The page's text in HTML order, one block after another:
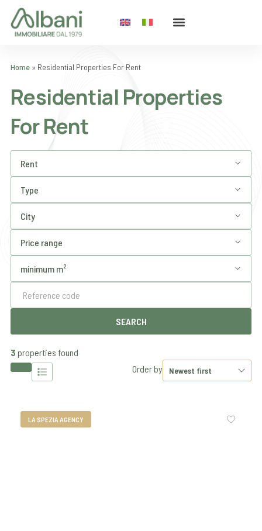
Home» Residential Properties For Rent
Residential Properties
For Rent
3 properties found
Order by
LA SPEZIA AGENCY